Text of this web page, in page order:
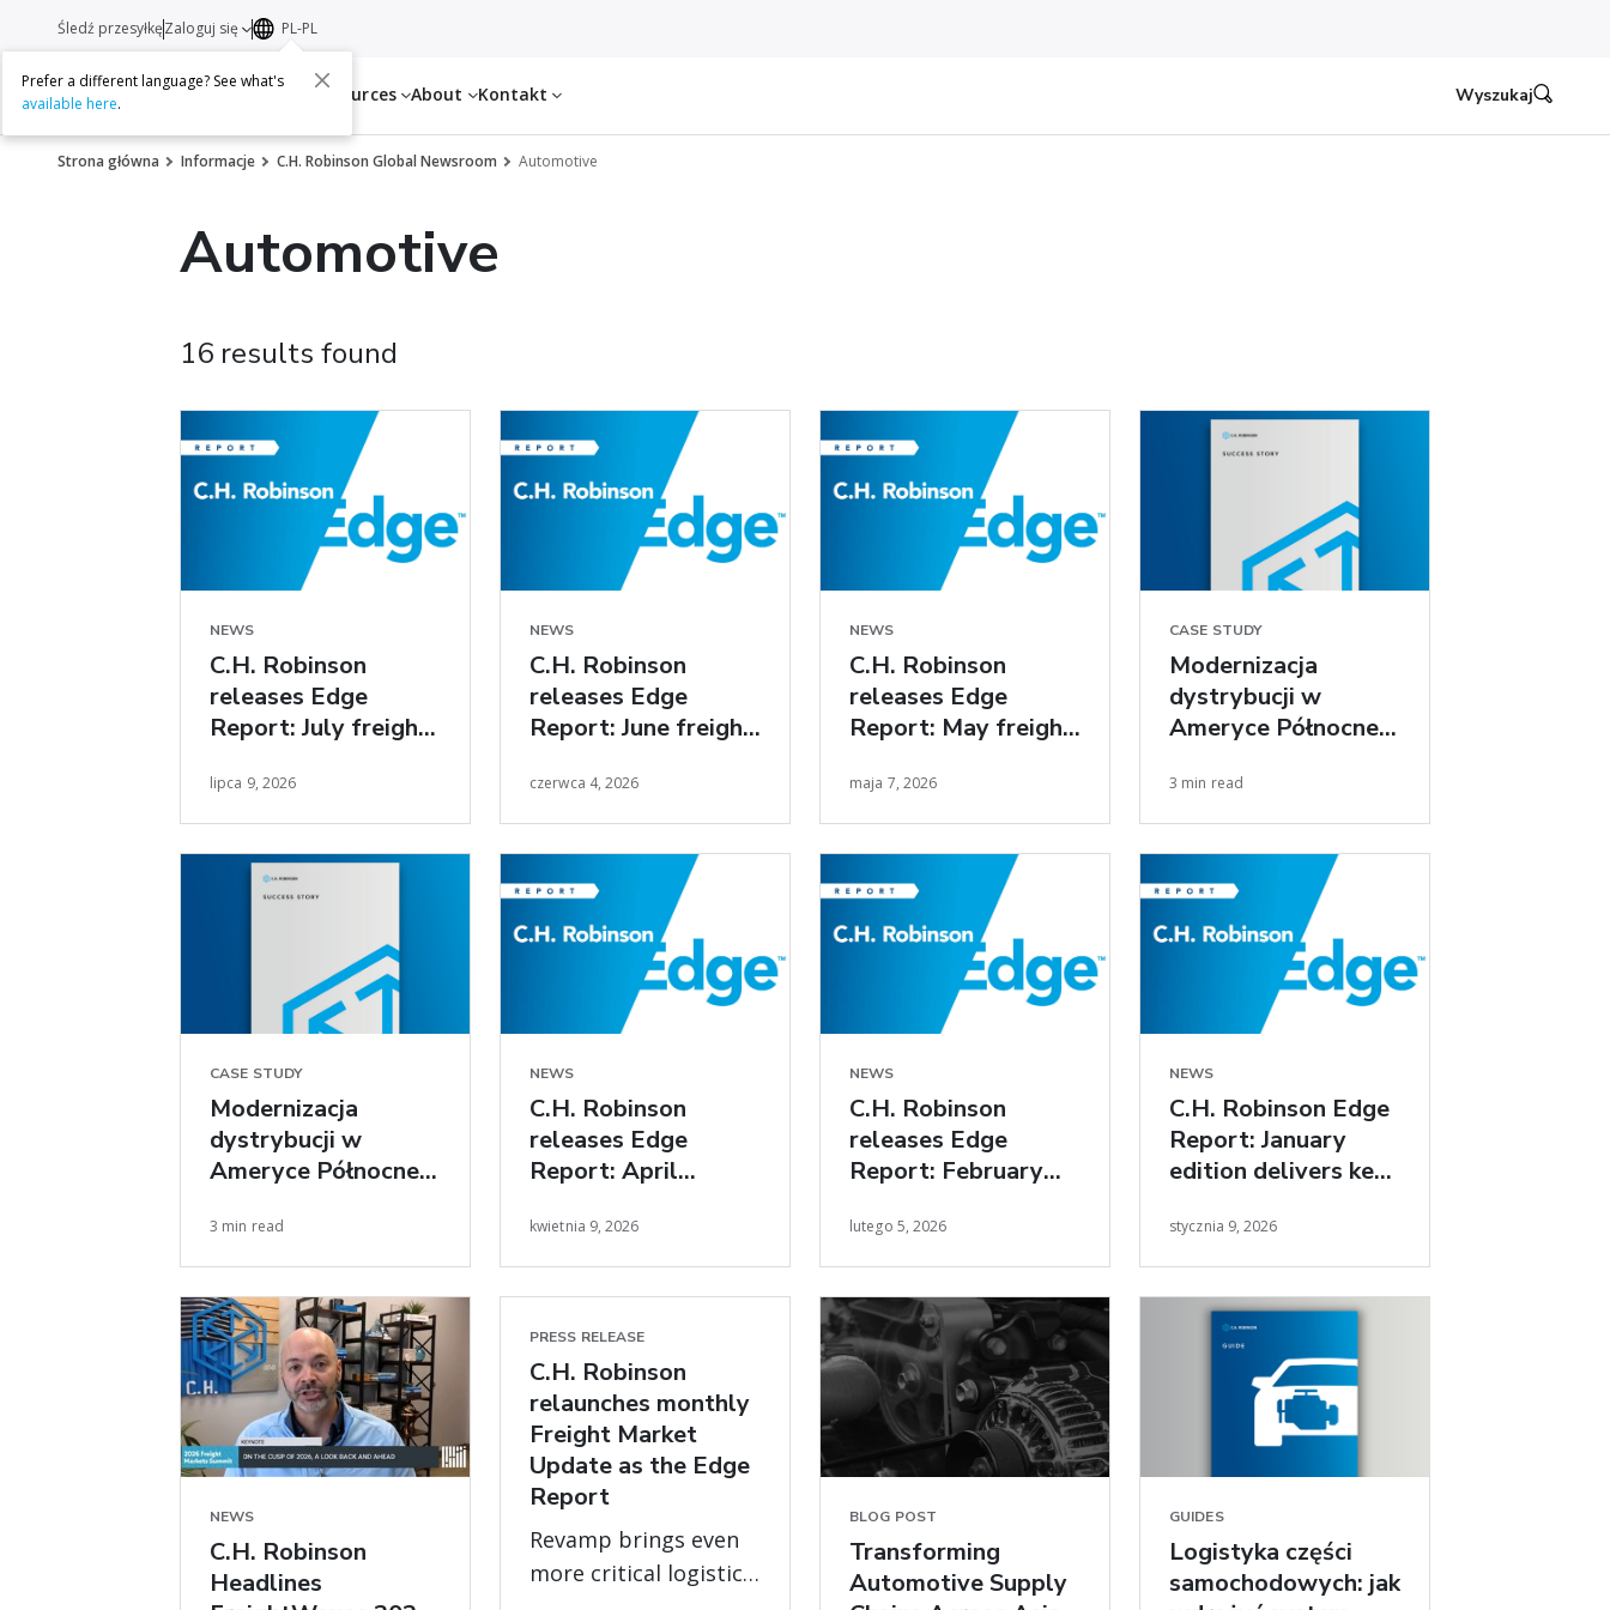
Services Resources About Kontakt
Śledź przesyłkęZaloguj się PL-PL
Prefer a different language? See what's
available here. Wyszukaj
Strona główna Informacje C.H. Robinson Global Newsroom Automotive
Automotive
16 results found
NEWS
C.H. Robinson
releases Edge
Report: July freight
lipca 9, 2026
NEWS
C.H. Robinson
releases Edge
Report: June freight
czerwca 4, 2026
NEWS
C.H. Robinson
releases Edge
Report: May freight
maja 7, 2026
CASE STUDY
Modernizacja
dystrybucji w
Ameryce Północnej
opon wysokiej klasy
3 min read
CASE STUDY
Modernizacja
dystrybucji w
Ameryce Północnej
opon wysokiej klasy
3 min read
NEWS
C.H. Robinson
releases Edge
Report: April
insights
kwietnia 9, 2026
NEWS
C.H. Robinson
releases Edge
Report: February
insights
lutego 5, 2026
NEWS
C.H. Robinson Edge
Report: January
edition delivers key
insights for 2026
stycznia 9, 2026
NEWS
C.H. Robinson
Headlines
PRESS RELEASE
C.H. Robinson
relaunches monthly
Freight Market
Update as the Edge
Report
Revamp brings even
more critical logistics
BLOG POST
Transforming
Automotive Supply
GUIDES
Logistyka części
samochodowych: jak